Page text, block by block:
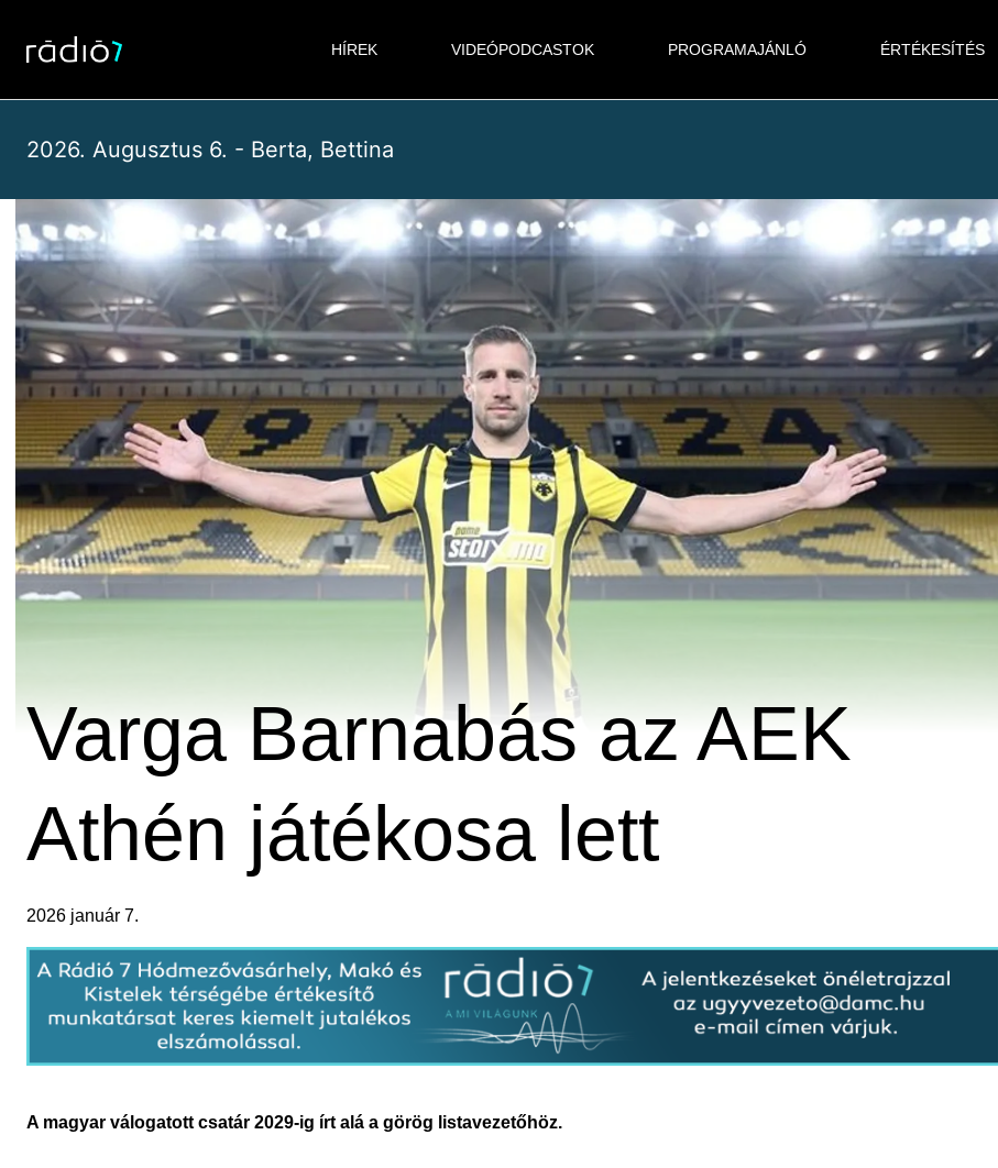
content
HÍREK VIDEÓPODCASTOK PROGRAMAJÁNLÓ ÉRTÉKESÍTÉS
2026. Augusztus 6. - Berta, Bettina
Varga Barnabás az AEK
Athén játékosa lett
2026 január 7.
A magyar válogatott csatár 2029-ig írt alá a görög listavezetőhöz.